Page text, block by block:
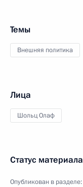
Темы
Внешняя политика
Лица
Шольц Олаф
Статус материала
Опубликован в разделе: